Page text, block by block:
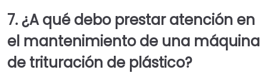
7. ¿A qué debo prestar atención en
el mantenimiento de una máquina
de trituración de plástico?